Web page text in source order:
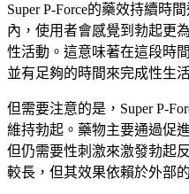
Super P-Force的藥效持續時
內，使用者會感覺到勃起更
性活動。這意味著在這段時
並有足夠的時間來完成性生
但需要注意的是，Super P-
維持勃起。藥物主要通過促
但仍需要性刺激來激發勃起
較長，但其效果依賴於外部